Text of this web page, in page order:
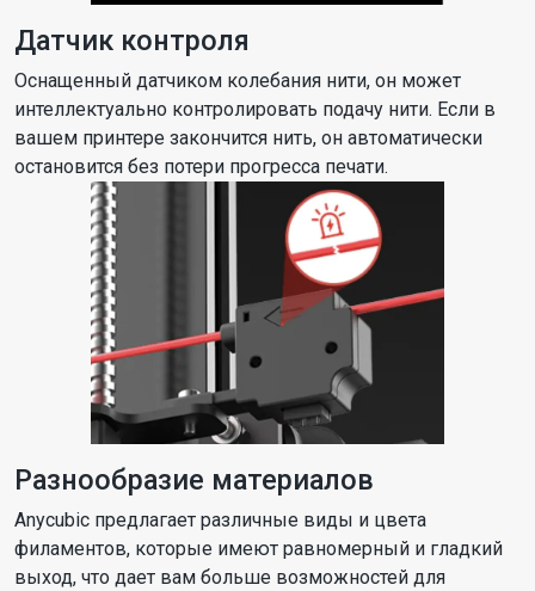
Датчик контроля
Оснащенный датчиком колебания нити, он может
интеллектуально контролировать подачу нити. Если в
вашем принтере закончится нить, он автоматически
остановится без потери прогресса печати.
Разнообразие материалов
Anycubic предлагает различные виды и цвета
филаментов, которые имеют равномерный и гладкий
выход, что дает вам больше возможностей для